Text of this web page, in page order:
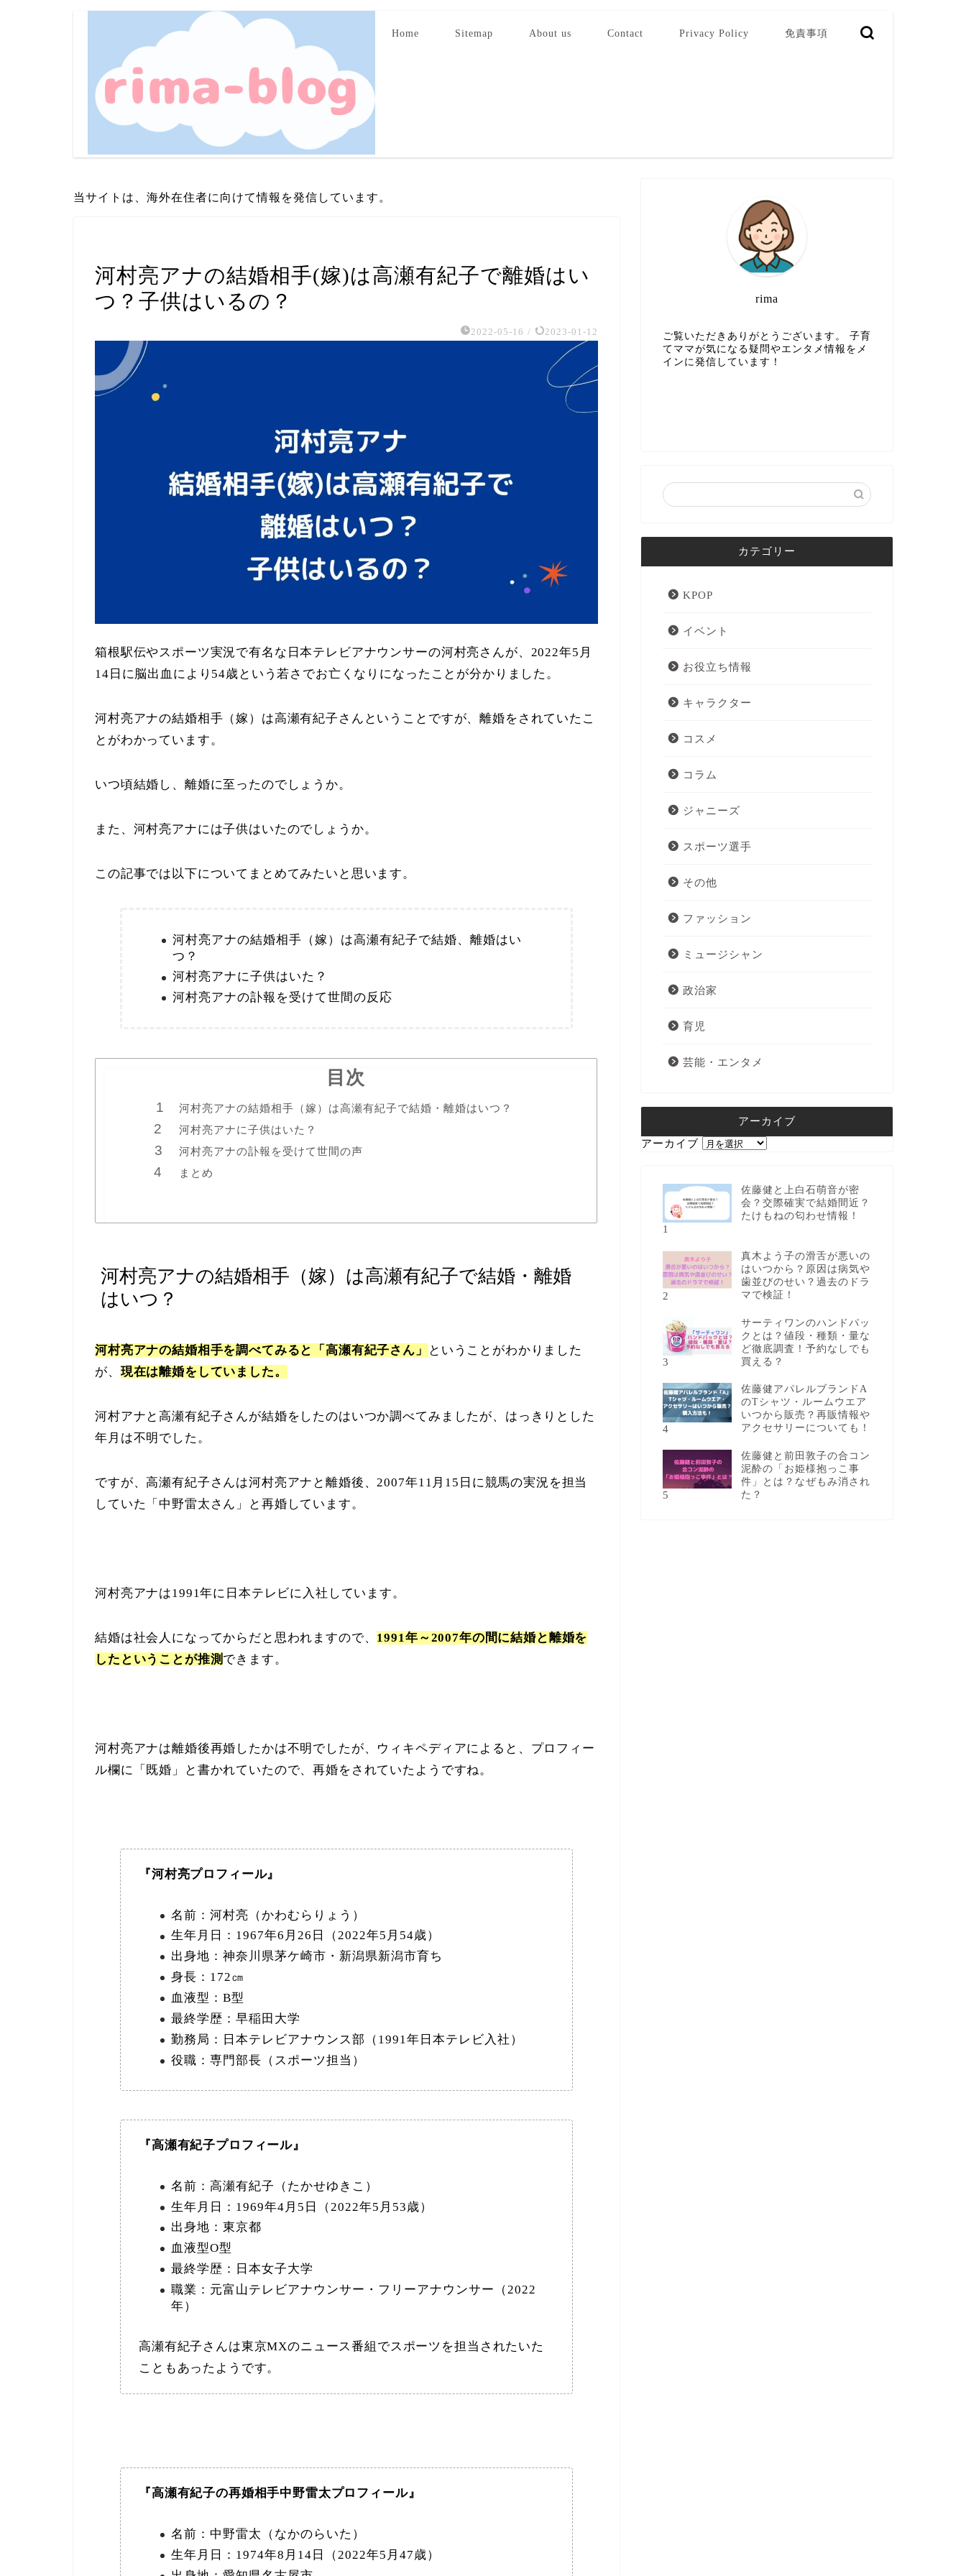
Home Sitemap About us Contact Privacy Policy 免責事項
当サイトは、海外在住者に向けて情報を発信しています。
河村亮アナの結婚相手(嫁)は高瀬有紀子で離婚はい
つ？子供はいるの？
2022-05-16 / 2023-01-12
箱根駅伝やスポーツ実況で有名な日本テレビアナウンサーの河村亮さんが、2022年5月
14日に脳出血により54歳という若さでお亡くなりになったことが分かりました。
河村亮アナの結婚相手（嫁）は高瀬有紀子さんということですが、離婚をされていたこ
とがわかっています。
いつ頃結婚し、離婚に至ったのでしょうか。
また、河村亮アナには子供はいたのでしょうか。
この記事では以下についてまとめてみたいと思います。
河村亮アナの結婚相手（嫁）は高瀬有紀子で結婚、離婚はい
つ？
河村亮アナに子供はいた？
河村亮アナの訃報を受けて世間の反応
目次
河村亮アナの結婚相手（嫁）は高瀬有紀子で結婚・離婚はいつ？
河村亮アナに子供はいた？
河村亮アナの訃報を受けて世間の声
まとめ
河村亮アナの結婚相手（嫁）は高瀬有紀子で結婚・離婚
はいつ？
河村亮アナの結婚相手を調べてみると「高瀬有紀子さん」
ということがわかりました
が、 現在は離婚をしていました。
河村アナと高瀬有紀子さんが結婚をしたのはいつか調べてみましたが、はっきりとした
年月は不明でした。
ですが、高瀬有紀子さんは河村亮アナと離婚後、2007年11月15日に競馬の実況を担当
していた「中野雷太さん」と再婚しています。
河村亮アナは1991年に日本テレビに入社しています。
結婚は社会人になってからだと思われますので、 1991年～2007年の間に結婚と離婚を
したということが推測 できます。
河村亮アナは離婚後再婚したかは不明でしたが、ウィキペディアによると、プロフィー
ル欄に「既婚」と書かれていたので、再婚をされていたようですね。
『河村亮プロフィール』
名前：河村亮（かわむらりょう）
生年月日：1967年6月26日（2022年5月54歳）
出身地：神奈川県茅ケ崎市・新潟県新潟市育ち
身長：172㎝
血液型：B型
最終学歴：早稲田大学
勤務局：日本テレビアナウンス部（1991年日本テレビ入社）
役職：専門部長（スポーツ担当）
『高瀬有紀子プロフィール』
名前：高瀬有紀子（たかせゆきこ）
生年月日：1969年4月5日（2022年5月53歳）
出身地：東京都
血液型O型
最終学歴：日本女子大学
職業：元富山テレビアナウンサー・フリーアナウンサー（2022
年）
高瀬有紀子さんは東京MXのニュース番組でスポーツを担当されたいた
こともあったようです。
『高瀬有紀子の再婚相手中野雷太プロフィール』
名前：中野雷太（なかのらいた）
生年月日：1974年8月14日（2022年5月47歳）
rima
ご覧いただきありがとうございます。 子育
てママが気になる疑問やエンタメ情報をメ
インに発信しています！
カテゴリー
KPOP
イベント
お役立ち情報
キャラクター
コスメ
コラム
ジャニーズ
スポーツ選手
その他
ファッション
ミュージシャン
政治家
育児
芸能・エンタメ
アーカイブ
アーカイブ
1
佐藤健と上白石萌音が密
会？交際確実で結婚間近？
たけもねの匂わせ情報！
2
真木よう子の滑舌が悪いの
はいつから？原因は病気や
歯並びのせい？過去のドラ
マで検証！
3
サーティワンのハンドパッ
クとは？値段・種類・量な
ど徹底調査！予約なしでも
買える？
4
佐藤健アパレルブランドA
のTシャツ・ルームウエア
いつから販売？再販情報や
アクセサリーについても！
5
佐藤健と前田敦子の合コン
泥酔の「お姫様抱っこ事
件」とは？なぜもみ消され
た？